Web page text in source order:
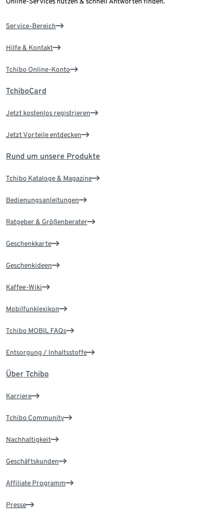
Service-Bereich
Hilfe & Kontakt
Tchibo Online-Konto
TchiboCard
Jetzt kostenlos registrieren
Jetzt Vorteile entdecken
Rund um unsere Produkte
Tchibo Kataloge & Magazine
Bedienungsanleitungen
Ratgeber & Größenberater
Geschenkkarte
Geschenkideen
Kaffee-Wiki
Mobilfunklexikon
Tchibo MOBIL FAQs
Entsorgung / Inhaltsstoffe
Über Tchibo
Karriere
Tchibo Community
Nachhaltigkeit
Geschäftskunden
Affiliate Programm
Presse